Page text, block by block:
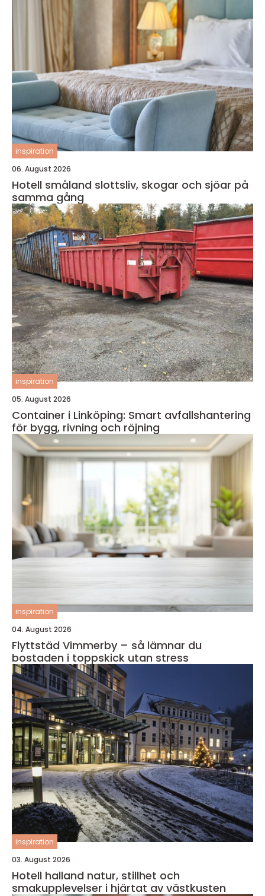
inspiration
06. August 2026
Hotell småland slottsliv, skogar och sjöar på
samma gång
inspiration
05. August 2026
Container i Linköping: Smart avfallshantering
för bygg, rivning och röjning
inspiration
04. August 2026
Flyttstäd Vimmerby – så lämnar du
bostaden i toppskick utan stress
inspiration
03. August 2026
Hotell halland natur, stillhet och
smakupplevelser i hjärtat av västkusten